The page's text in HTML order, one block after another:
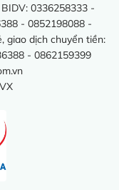
0336258333 -
- 0852198088 -
giao dịch chuyển tiền:
- 0862159399